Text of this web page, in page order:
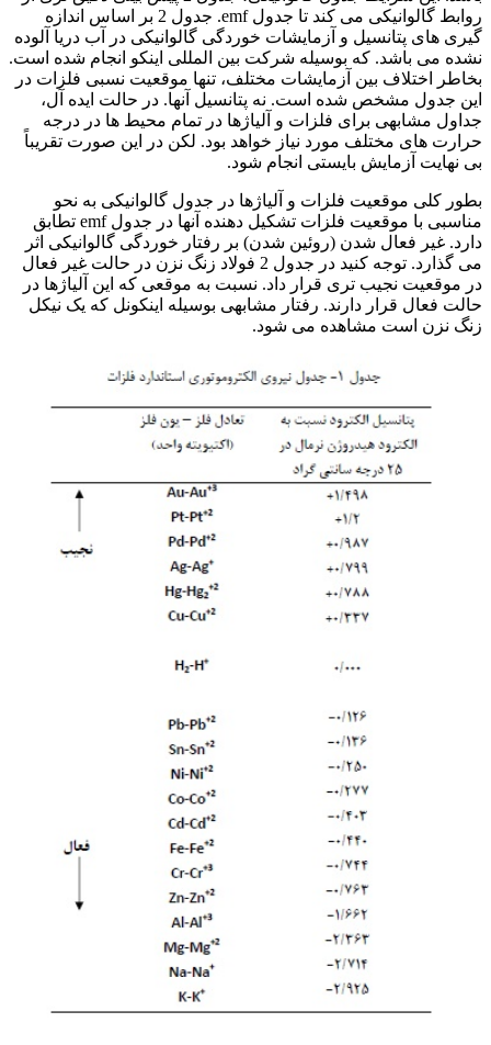
روابط گالوانیکی می کند تا جدول emf. جدول 2 بر اساس اندازه
گیری های پتانسیل و آزمایشات خوردگی گالوانیکی در آب دریا آلوده
نشده می باشد. که بوسیله شرکت بین المللی اینکو انجام شده است.
بخاطر اختلاف بین آزمایشات مختلف، تنها موقعیت نسبی فلزات در
این جدول مشخص شده است. نه پتانسیل آنها. در حالت ایده آل،
جداول مشابهی برای فلزات و آلیاژها در تمام محیط ها در درجه
حرارت های مختلف مورد نیاز خواهد بود. لکن در این صورت تقریباً
بی نهایت آزمایش بایستی انجام شود.
بطور کلی موقعیت فلزات و آلیاژها در جدول گالوانیکی به نحو
مناسبی با موقعیت فلزات تشکیل دهنده آنها در جدول emf تطابق
دارد. غیر فعال شدن (روئین شدن) بر رفتار خوردگی گالوانیکی اثر
می گذارد. توجه کنید در جدول 2 فولاد زنگ نزن در حالت غیر فعال
در موقعیت نجیب تری قرار داد. نسبت به موقعی که این آلیاژها در
حالت فعال قرار دارند. رفتار مشابهی بوسیله اینکونل که یک نیکل
زنگ نزن است مشاهده می شود.